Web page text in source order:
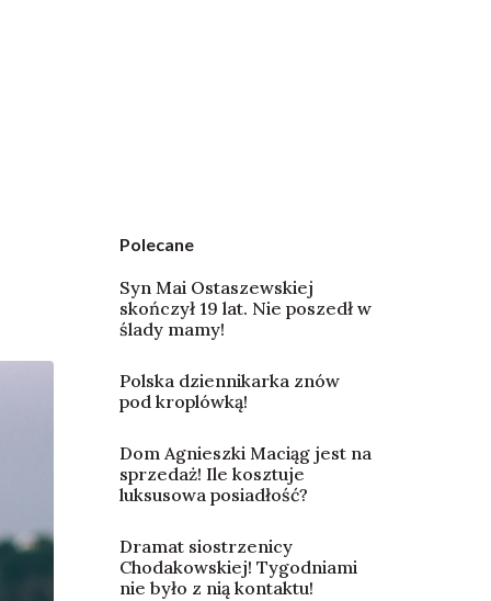
Polecane
Syn Mai Ostaszewskiej
skończył 19 lat. Nie poszedł w
ślady mamy!
Polska dziennikarka znów
pod kroplówką!
Dom Agnieszki Maciąg jest na
sprzedaż! Ile kosztuje
luksusowa posiadłość?
Dramat siostrzenicy
Chodakowskiej! Tygodniami
nie było z nią kontaktu!